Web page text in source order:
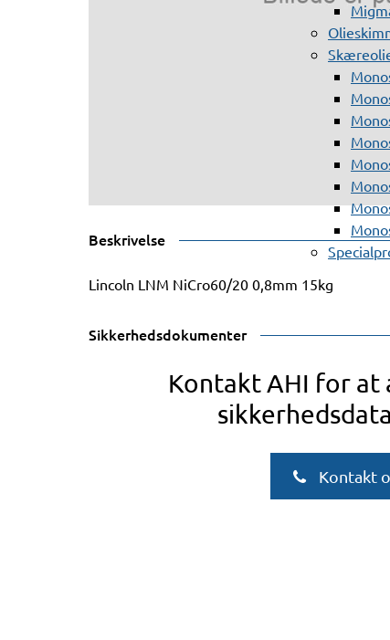
Beskrivelse
Lincoln LNM NiCro60/20 0,8mm 15kg
Sikkerhedsdokumenter
Kontakt AHI for at
Kontakt